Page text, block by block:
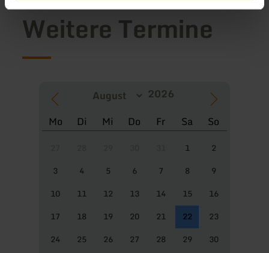
Weitere Termine
Mo Di Mi Do Fr Sa So
1
2
3
4 5 6 7 8
9
10
11 12 13 14 15
16
17
18 19 20 21 22
23
24
25 26 27 28 29
30